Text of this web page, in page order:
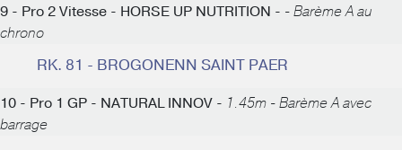
9 - Pro 2 Vitesse - HORSE UP NUTRITION - - Barème A au
chrono
RK. 81 - BROGONENN SAINT PAER
10 - Pro 1 GP - NATURAL INNOV - 1.45m - Barème A avec
barrage